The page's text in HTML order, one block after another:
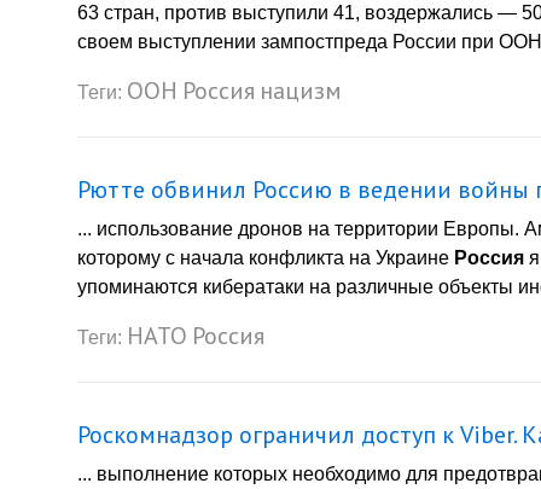
63 стран, против выступили 41, воздержались —
своем выступлении зампостпреда России при
Теги: ООН Россия нацизм
Рютте обвинил Россию в ведении
... использование дронов на территории Европы.
которому с начала конфликта на Украине Россия
упоминаются кибератаки на различные объекты
Теги: НАТО Россия
Роскомнадзор ограничил доступ к Viber.
... выполнение которых необходимо для